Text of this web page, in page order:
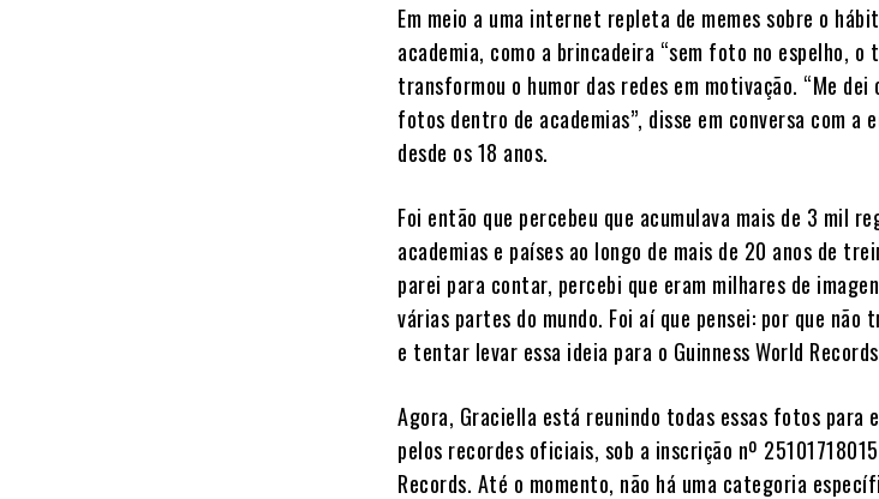
Em meio a uma internet repleta de memes sobre o
academia, como a brincadeira “sem foto no espelho, o
transformou o humor das redes em motivação. “Me
fotos dentro de academias”, disse em conversa com a
desde os 18 anos.
Foi então que percebeu que acumulava mais de 3 mil
academias e países ao longo de mais de 20 anos de
parei para contar, percebi que eram milhares de
várias partes do mundo. Foi aí que pensei: por que não
e tentar levar essa ideia para o Guinness World
Agora, Graciella está reunindo todas essas fotos para
pelos recordes oficiais, sob a inscrição nº
Records. Até o momento, não há uma categoria